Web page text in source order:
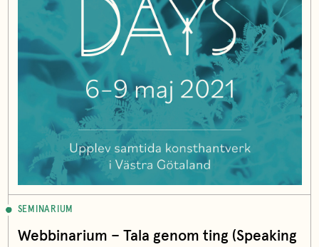
SEMINARIUM
Webbinarium – Tala genom ting (Speaking